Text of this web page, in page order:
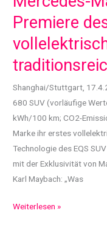
GT2
debütiert
Nürburgring
sowie
in
Monza
Premiere
Shanghai/Stuttgart,
680 SUV (vorläufige
kWh/100 km; CO2-
Marke ihr erstes
Technologie des EQS
mit der Exklusivität von
Karl Maybach: „Was
Mercedes-
Weiterlesen »